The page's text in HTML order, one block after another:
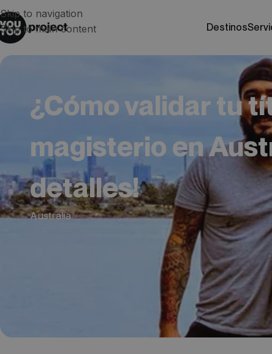
Skip to navigation
Skip to main content
destinos
¿Cómo validar tu
magisterio en
detalles!
Australia